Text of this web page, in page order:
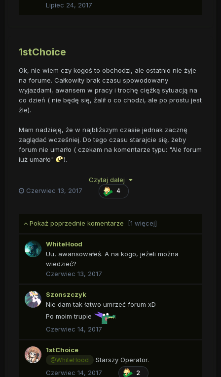
Lipiec 24, 2017
1stChoice
Ok, nie wiem czy kogoś to obchodzi, ale ostatnio nie żyje
na forume. Całkowity brak czasu spowodowany
wyjazdami, awansem w pracy i trochę ciężką sytuacją na
co dzień ( nie będę się, żalił o co chodzi, ale po prostu jest
źle).
Mam nadzieję, że w najbliższym czasie jednak zacznę
zaglądać wcześniej. Do tego czasu starajcie się, żeby
forum nie umarło ( czekam na komentarze typu: "Ale forum
już umarło"
).
Czytaj dalej
Czerwiec 13, 2017
4
Pokaż poprzednie komentarze [1 więcej]
WhiteHood
Uu, awansowałeś. A na kogo, jeżeli można
wiedzieć?
Czerwiec 13, 2017
Szonszczyk
Nie dam tak łatwo umrzeć forum xD
Po moim trupie
Czerwiec 14, 2017
1stChoice
@WhiteHood
Starszy Operator.
Czerwiec 14, 2017
2